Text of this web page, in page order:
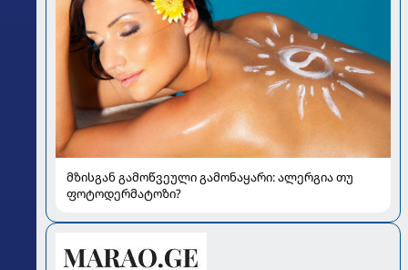
მზისგან გამოწვეული გამონაყარი: ალერგია თუ
ფოტოდერმატოზი?